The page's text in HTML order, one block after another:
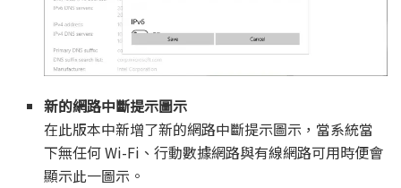
新的網路中斷提示圖示
在此版本中新增了新的網路中斷提示圖示，當系統當
下無任何 Wi-Fi、行動數據網路與有線網路可用時便會
顯示此一圖示。